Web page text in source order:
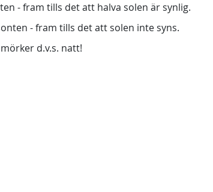
- fram tills det att halva solen är synlig.
- fram tills det att solen inte syns.
d.v.s. natt!